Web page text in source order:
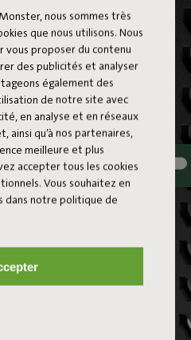
nous sommes très
que nous utilisons. Nous
vous proposer du contenu
des publicités et analyser
également des
de notre site avec
en analyse et en réseaux
ainsi qu’à nos partenaires,
meilleure et plus
accepter tous les cookies
Vous souhaitez en
dans notre politique de
PEN